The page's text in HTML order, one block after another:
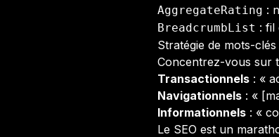
AggregateRating :
BreadcrumbList : fil
Stratégie de mots-
Concentrez-vous sur
Transactionnels : «
Navigationnels : «
Informationnels : «
Le SEO est un